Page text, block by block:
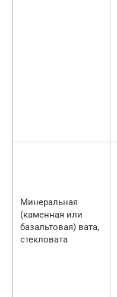
Минеральная
(каменная или
базальтовая) вата,
стекловата